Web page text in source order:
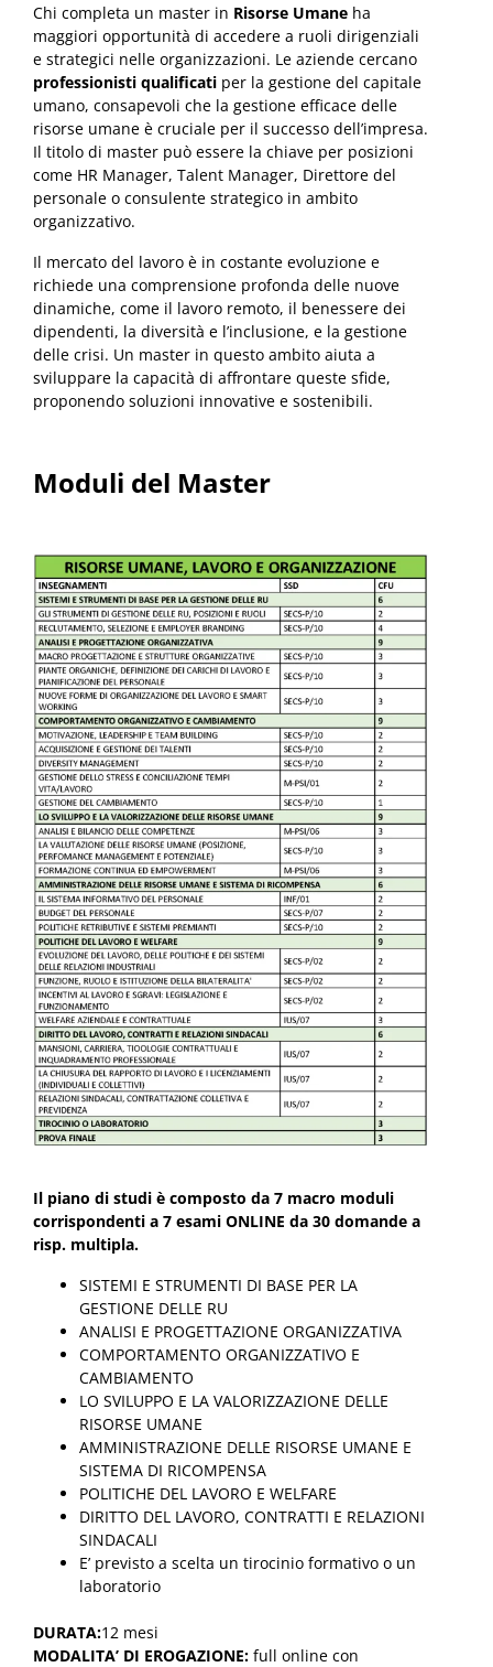
Chi completa un master in Risorse Umane ha
maggiori opportunità di accedere a ruoli dirigenziali
e strategici nelle organizzazioni. Le aziende cercano
professionisti qualificati per la gestione del capitale
umano, consapevoli che la gestione efficace delle
risorse umane è cruciale per il successo dell’impresa.
Il titolo di master può essere la chiave per posizioni
come HR Manager, Talent Manager, Direttore del
personale o consulente strategico in ambito
organizzativo.
Il mercato del lavoro è in costante evoluzione e
richiede una comprensione profonda delle nuove
dinamiche, come il lavoro remoto, il benessere dei
dipendenti, la diversità e l’inclusione, e la gestione
delle crisi. Un master in questo ambito aiuta a
sviluppare la capacità di affrontare queste sfide,
proponendo soluzioni innovative e sostenibili.
Moduli del Master
Il piano di studi è composto da 7 macro moduli
corrispondenti a 7 esami ONLINE da 30 domande a
risp. multipla.
SISTEMI E STRUMENTI DI BASE PER LA
GESTIONE DELLE RU
ANALISI E PROGETTAZIONE ORGANIZZATIVA
COMPORTAMENTO ORGANIZZATIVO E
CAMBIAMENTO
LO SVILUPPO E LA VALORIZZAZIONE DELLE
RISORSE UMANE
AMMINISTRAZIONE DELLE RISORSE UMANE E
SISTEMA DI RICOMPENSA
POLITICHE DEL LAVORO E WELFARE
DIRITTO DEL LAVORO, CONTRATTI E RELAZIONI
SINDACALI
E’ previsto a scelta un tirocinio formativo o un
laboratorio
DURATA:12 mesi
MODALITA’ DI EROGAZIONE: full online con